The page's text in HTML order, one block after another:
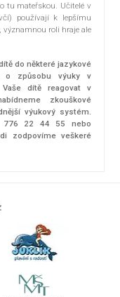
tu mateřskou. Učitelé v
používají k lepšímu
roli hraje ale
do některé jazykové
o způsobu výuky v
dítě reagovat v
zkouškové
výukový systém.
776 22 44 55 nebo
zodpovíme veškeré